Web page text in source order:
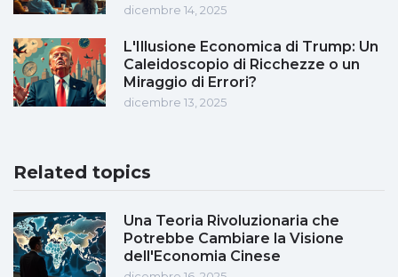
dicembre 14, 2025
L'Illusione Economica di Trump: Un
Caleidoscopio di Ricchezze o un
Miraggio di Errori?
dicembre 13, 2025
Related topics
Una Teoria Rivoluzionaria che
Potrebbe Cambiare la Visione
dell'Economia Cinese